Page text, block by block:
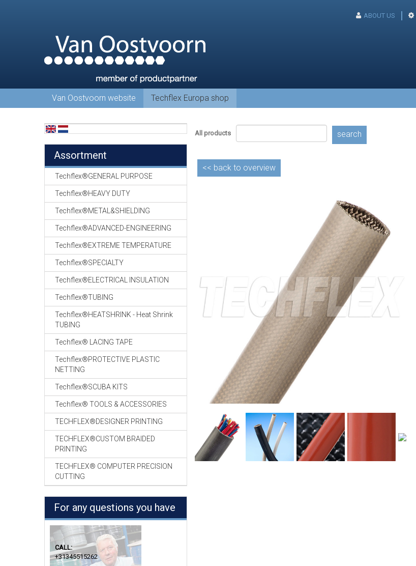
ABOUT US
Van Oostvoorn website Techflex Europa shop
Assortment
Techflex®GENERAL PURPOSE
Techflex®HEAVY DUTY
Techflex®METAL&SHIELDING
Techflex®ADVANCED-ENGINEERING
Techflex®EXTREME TEMPERATURE
Techflex®SPECIALTY
Techflex®ELECTRICAL INSULATION
Techflex®TUBING
Techflex®HEATSHRINK - Heat Shrink
TUBING
Techflex® LACING TAPE
Techflex®PROTECTIVE PLASTIC
NETTING
Techflex®SCUBA KITS
Techflex® TOOLS & ACCESSORIES
TECHFLEX®DESIGNER PRINTING
TECHFLEX®CUSTOM BRAIDED
PRINTING
TECHFLEX® COMPUTER PRECISION
CUTTING
For any questions you have
CALL:
+31345515262
All products search
<< back to overview